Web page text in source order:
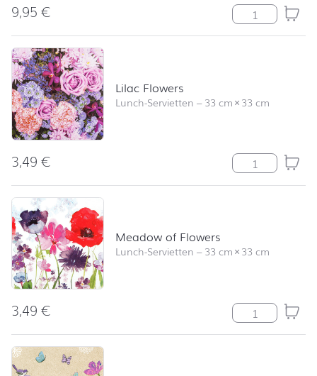
9,95€ LC Field of
Lilac Flowers
Lunch-Servietten –33 cm×33 cm
3,49€ Lilac Flowers
Meadow of Flowers
Lunch-Servietten –33 cm×33 cm
3,49€ Meadow of